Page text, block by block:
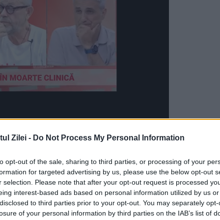
Zilei - Do Not Process My Personal Information
opt-out of the sale, sharing to third parties, or processing of your
for targeted advertising by us, please use the below opt-out
selection. Please note that after your opt-out request is processed
interest-based ads based on personal information utilized by us
to third parties prior to your opt-out. You may separately
of your personal information by third parties on the IAB’s list of
triburi au decis să lase tot ce îi leagă de
în experiențaSurvivor! Cu fiecare
că devin tot mai puternici și au oferit
fiecare dată, emisiunea a fost lider absolut